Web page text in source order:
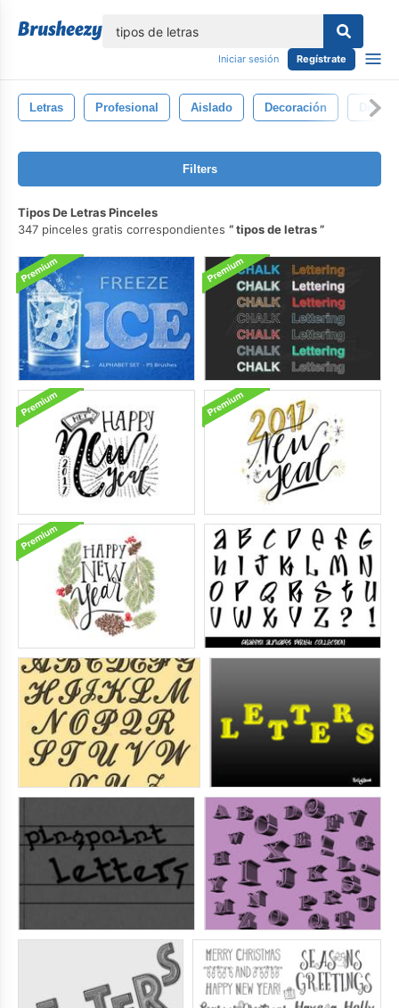
Iniciar sesión Regístrate
Letras Profesional Aislado Decoración
Filters
Tipos De Letras Pinceles
347 pinceles gratis correspondientes
tipos de letras